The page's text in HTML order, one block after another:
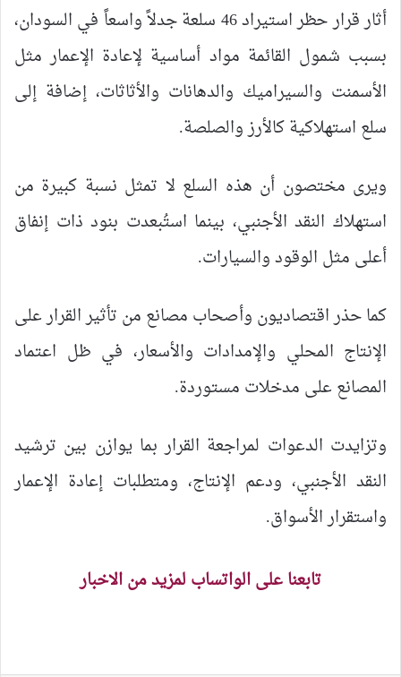
أثار قرار حظر استيراد 46 سلعة جدلاً واسعاً في السودان،
بسبب شمول القائمة مواد أساسية لإعادة الإعمار مثل
الأسمنت والسيراميك والدهانات والأثاثات، إضافة إلى
سلع استهلاكية كالأرز والصلصة.
ويرى مختصون أن هذه السلع لا تمثل نسبة كبيرة من
استهلاك النقد الأجنبي، بينما استُبعدت بنود ذات إنفاق
أعلى مثل الوقود والسيارات.
كما حذر اقتصاديون وأصحاب مصانع من تأثير القرار على
الإنتاج المحلي والإمدادات والأسعار، في ظل اعتماد
المصانع على مدخلات مستوردة.
وتزايدت الدعوات لمراجعة القرار بما يوازن بين ترشيد
النقد الأجنبي، ودعم الإنتاج، ومتطلبات إعادة الإعمار
واستقرار الأسواق.
تابعنا على الواتساب لمزيد من الاخبار